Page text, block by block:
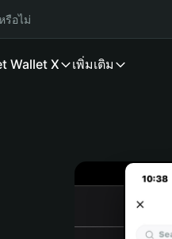
รือไม่
Wallet X เพิ่มเติม